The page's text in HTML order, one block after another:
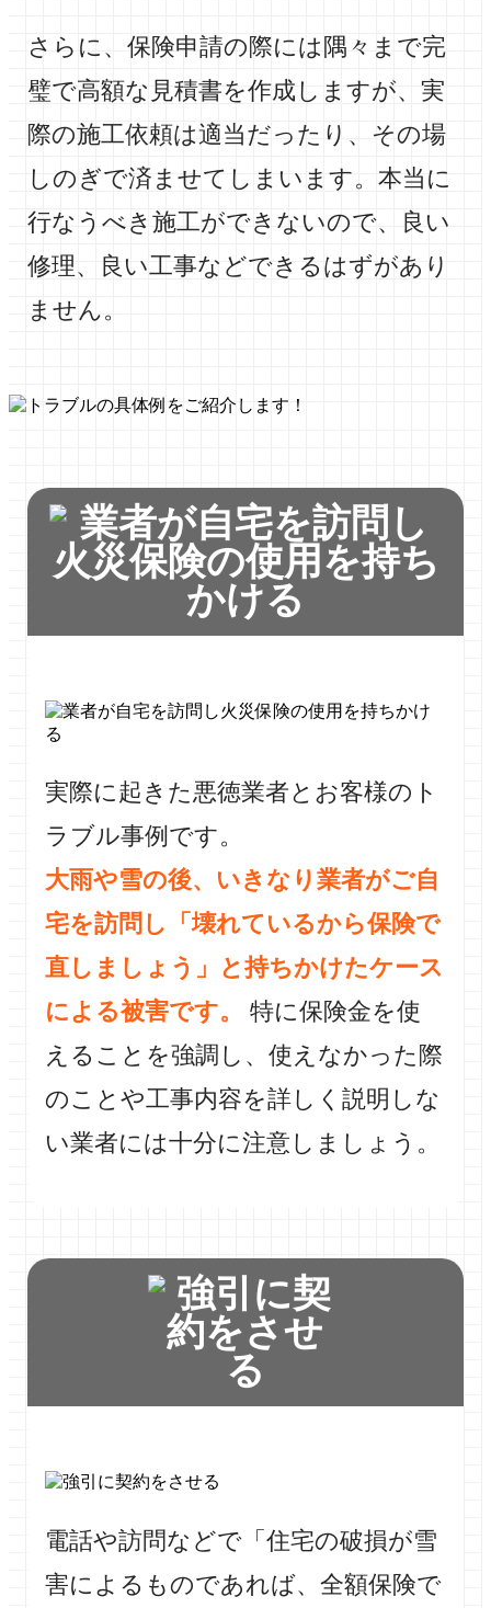
さらに、保険申請の際には隅々まで完
璧で高額な見積書を作成しますが、実
際の施工依頼は適当だったり、その場
しのぎで済ませてしまいます。本当に
行なうべき施工ができないので、良い
修理、良い工事などできるはずがあり
ません。
実際に起きた悪徳業者とお客様のト
ラブル事例です。
大雨や雪の後、いきなり業者がご自
宅を訪問し「壊れているから保険で
直しましょう」と持ちかけたケース
による被害です。
特に保険金を使
えることを強調し、使えなかった際
のことや工事内容を詳しく説明しな
い業者には十分に注意しましょう。
電話や訪問などで「住宅の破損が雪
害によるものであれば、全額保険で